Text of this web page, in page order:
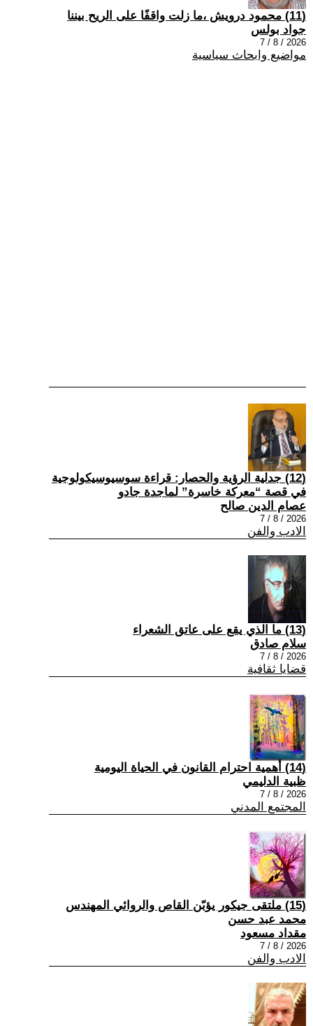
(11) محمود درويش ،ما زلت واقفًا على الريح بيننا
جواد بولس
2026 / 8 / 7
مواضيع وابحاث سياسية
(12) جدلية الرؤية والحصار: قراءة سوسيوسيكولوجية
في قصة “معركة خاسرة” لماجدة جادو
عصام الدين صالح
2026 / 8 / 7
الادب والفن
(13) ما الذي يقع على عاتق الشعراء
سلام صادق
2026 / 8 / 7
قضايا ثقافية
(14) أهمية احترام القانون في الحياة اليومية
ظبية الدليمي
2026 / 8 / 7
المجتمع المدني
(15) ملتقى جيكور يؤبّن القاص والروائي المهندس
محمد عبد حسن
مقداد مسعود
2026 / 8 / 7
الادب والفن